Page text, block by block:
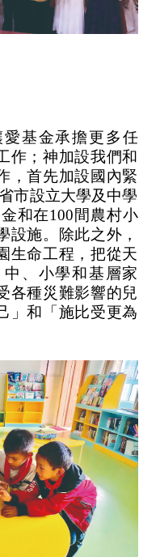
基金承擔更多任
作；神加設我們和
，首先加設國內緊
市設立大學及中學
和在100間農村小
設施。除此之外，
生命工程，把從天
、小學和基層家
各種災難影響的兒
」和「施比受更為